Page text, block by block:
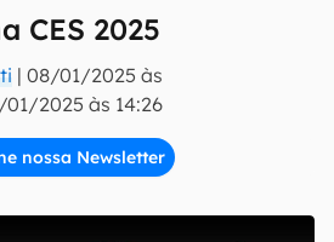
CES 2025
| 08/01/2025 às
2025 às 14:26
nossa Newsletter
inscreva-se
e concordo com os Termos de
do Canaltech.